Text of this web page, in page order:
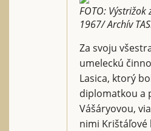
FOTO:
1967/ Archív
Za svoju
umeleckú
Lasica, ktorý
diplomatkou a
Vášáryovou,
nimi Krištáľové